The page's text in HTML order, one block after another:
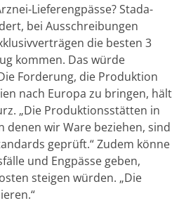
Lieferengpässe? Stada-
bei Ausschreibungen
die besten 3
kommen. Das würde
Forderung, die Produktion
nach Europa zu bringen, hält
„Die Produktionsstätten in
denen wir Ware beziehen, sind
geprüft.“ Zudem könne
und Engpässe geben,
steigen würden. „Die